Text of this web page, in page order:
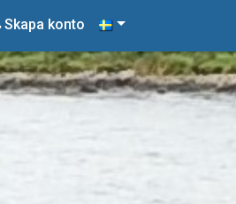
Skapa konto